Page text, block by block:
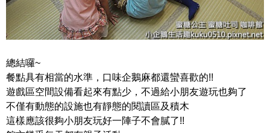
總結囉~
餐點具有相當的水準，口味企鵝麻都還蠻喜歡的!!
遊戲區空間設備看起來有點少，不過給小朋友遊玩也夠了
不僅有動態的設施也有靜態的閱讀區及積木
這樣應該很夠小朋友玩好一陣子不會膩了!!